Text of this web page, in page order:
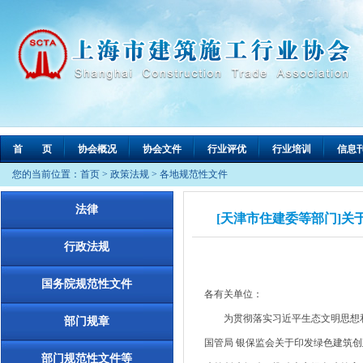
首 页 协会概况 协会文件 行业评优 行业培训 信息
您的当前位置： 首页 > 政策法规 > 各地规范性文件
法律
行政法规
国务院规范性文件
部门规章
部门规范性文件等
[天津市住建委等部门]关
各有关单位：
为贯彻落实习近平生态文明思想
国管局 银保监会关于印发绿色建筑